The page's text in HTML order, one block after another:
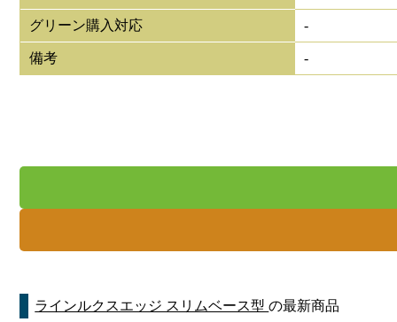
グリーン購入対応 -
備考 -
ラインルクスエッジ スリムベース型の最新商品